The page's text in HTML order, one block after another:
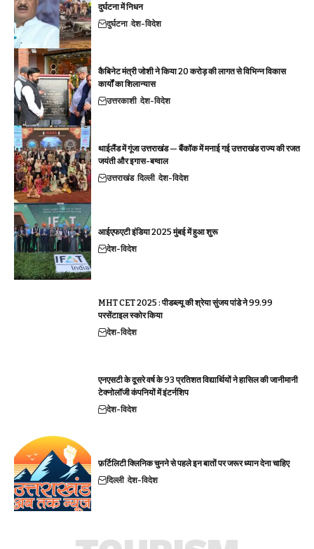
दुर्घटना में निधन
दुर्घटना देश-विदेश
कैबिनेट मंत्री जोशी ने किया 20 करोड़ की लागत से विभिन्न विकास
कार्यों का शिलान्यास
उत्तरकाशी देश-विदेश
थाईलैंड में गूंजा उत्तराखंड — बैंकॉक में मनाई गई उत्तराखंड राज्य की रजत
जयंती और इगास-बग्वाल
उत्तराखंड दिल्ली देश-विदेश
आईएफएटी इंडिया 2025 मुंबई में हुआ शुरू
देश-विदेश
MHT CET 2025 : पीडब्ल्यू की श्रेया सुंजय पांडे ने 99.99
परसेंटाइल स्कोर किया
देश-विदेश
एनएसटी के दूसरे वर्ष के 93 प्रतिशत विद्यार्थियों ने हासिल की जानीमानी
टेक्नोलॉजी कंपनियों में इंटर्नशिप
देश-विदेश
फ़र्टिलिटी क्लिनिक चुनने से पहले इन बातों पर जरूर ध्यान देना चाहिए
दिल्ली देश-विदेश